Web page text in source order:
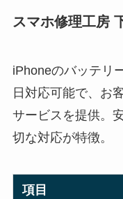
スマホ修理工房
iPhoneのバッテリ
日対応可能で、お
サービスを提供。
切な対応が特徴。
項目